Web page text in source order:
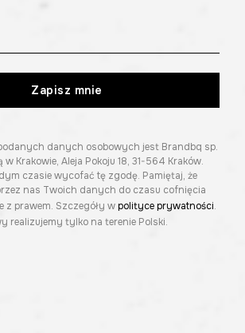
Zapisz mnie
danych osobowych jest Brandbq sp.
w Krakowie, Aleja Pokoju 18, 31-564 Kraków.
czasie wycofać tę zgodę. Pamiętaj, że
nas Twoich danych do czasu cofnięcia
z prawem. Szczegóły w polityce prywatności.
realizujemy tylko na terenie Polski.